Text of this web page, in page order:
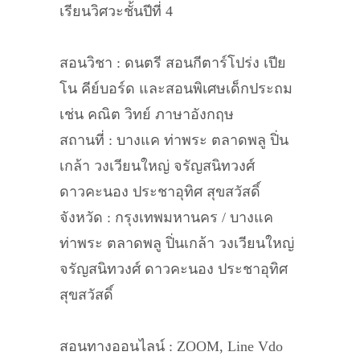
เรียนวิศวะชั้นปีที่ 4
สอนวิชา : ดนตรี สอนกีตาร์โปร่ง เปีย
โน คีย์บอร์ด และสอนพิเศษเด็กประถม
เช่น คณิต วิทย์ ภาษาอังกฤษ
สถานที่ : บางแค ท่าพระ ตลาดพลู ปิ่น
เกล้า วงเวียนใหญ่ จรัญสนิทวงศ์
ดาวคะนอง ประชาอุทิศ สุขสวัสดิ์
จังหวัด : กรุงเทพมหานคร / บางแค
ท่าพระ ตลาดพลู ปิ่นเกล้า วงเวียนใหญ่
จรัญสนิทวงศ์ ดาวคะนอง ประชาอุทิศ
สุขสวัสดิ์
สอนทางออนไลน์ : ZOOM, Line Vdo